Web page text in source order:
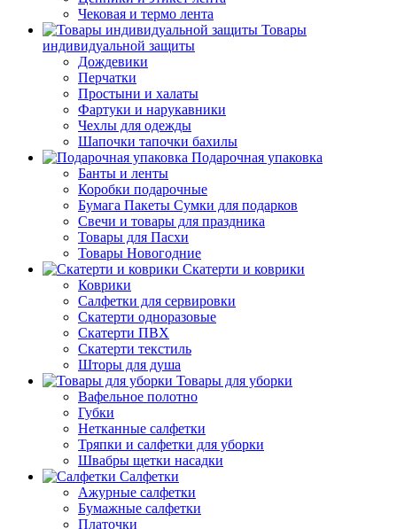
Чековая и термо лента
Товары
индивидуальной защиты
Дождевики
Перчатки
Простыни и халаты
Фартуки и нарукавники
Чехлы для одежды
Шапочки тапочки бахилы
Подарочная упаковка
Банты и ленты
Коробки подарочные
Бумага Пакеты Сумки для подарков
Свечи и товары для праздника
Товары для Пасхи
Товары Новогодние
Скатерти и коврики
Коврики
Салфетки для сервировки
Скатерти одноразовые
Скатерти ПВХ
Скатерти текстиль
Шторы для душа
Товары для уборки
Вафельное полотно
Губки
Нетканные салфетки
Тряпки и салфетки для уборки
Швабры щетки насадки
Салфетки
Ажурные салфетки
Бумажные салфетки
Платочки